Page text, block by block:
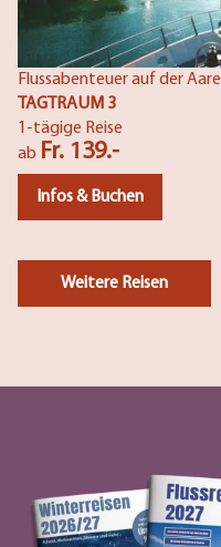
Flussabenteuer auf der Aare
TAGTRAUM 3
1-tägige Reise
ab Fr. 139.-
Infos & Buchen
Weitere Reisen